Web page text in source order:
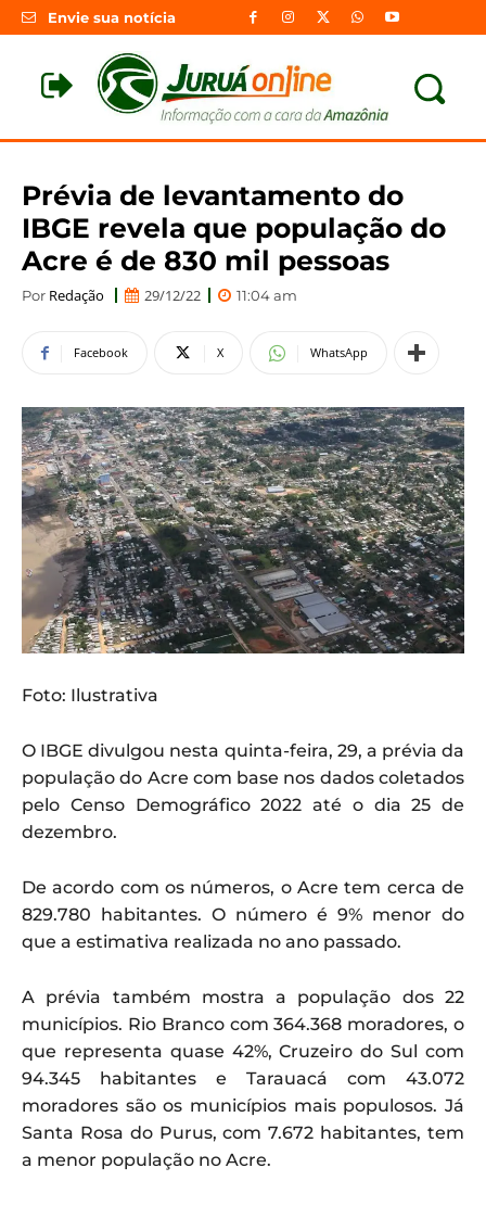
Envie sua notícia
Prévia de levantamento do
IBGE revela que população do
Acre é de 830 mil pessoas
Por Redação 29/12/22 11:04 am
Facebook X WhatsApp
Foto: Ilustrativa
O IBGE divulgou nesta quinta-feira, 29, a prévia da
população do Acre com base nos dados coletados
pelo Censo Demográfico 2022 até o dia 25 de
dezembro.
De acordo com os números, o Acre tem cerca de
829.780 habitantes. O número é 9% menor do
que a estimativa realizada no ano passado.
A prévia também mostra a população dos 22
municípios. Rio Branco com 364.368 moradores, o
que representa quase 42%, Cruzeiro do Sul com
94.345 habitantes e Tarauacá com 43.072
moradores são os municípios mais populosos. Já
Santa Rosa do Purus, com 7.672 habitantes, tem
a menor população no Acre.